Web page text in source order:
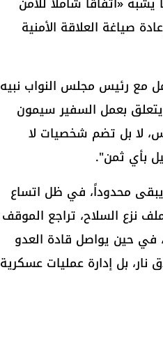
صياغة العلاقة الأمنية
مع رئيس مجلس النواب ​نبيه
يتعلق بعمل السفير ​سيمون
لا بل تضم شخصيات لا
بأي ثمن".
يبقى محدوداً، في ظل اتساع
نزع السلاح، تراجع الموقف
في حين يواصل قادة العدو
بل إدارة عمليات عسكرية